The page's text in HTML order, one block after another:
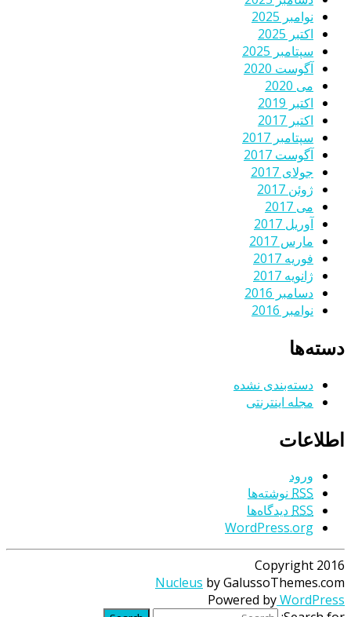
نوامبر 2025
اکتبر 2025
سپتامبر 2025
آگوست 2020
می 2020
اکتبر 2019
اکتبر 2017
سپتامبر 2017
آگوست 2017
جولای 2017
ژوئن 2017
می 2017
آوریل 2017
مارس 2017
فوریه 2017
ژانویه 2017
دسامبر 2016
نوامبر 2016
دسته‌ها
دسته‌بندی نشده
مجله اینترنتی
اطلاعات
ورود
RSS نوشته‌ها
RSSدیدگاه‌ها
WordPress.org
Copyright 2016
Nucleus by GalussoThemes.com
Powered byWordPress